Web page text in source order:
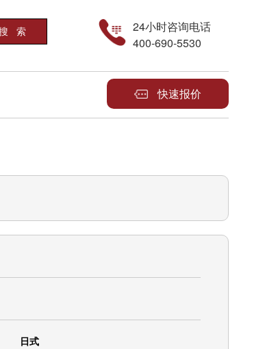
24小时咨询电话
400-690-5530
快速报价
日式